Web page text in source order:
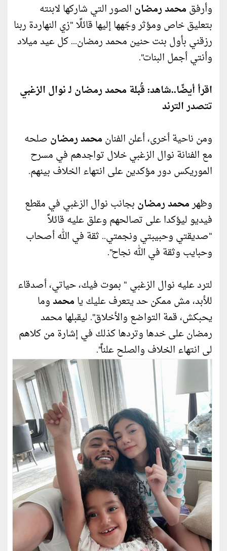
وأرفق محمد رمضان الصور التي شاركها لابنته
بتعليق خاص ومؤثر وجّهها إليها قائلًا "زي النهاردة ربنا
رزقني بأول بنت حنين محمد رمضان... كل عيد ميلاد
وأنتي أجمل البنات".
اقرأ أيضًا..شاهد: قُبلة محمد رمضان لـ نوال الزغبي
تتصدر الترند
ومن ناحية أخرى، أعلن الفنان محمد رمضان صلحه
مع الفنانة نوال الزغبي خلال تواجدهم في مسرح
الموريكس دور مؤكدين على انتهاء الخلاف بينهم.
وظهرمحمد رمضان بجانب نوال الزغبي في مقطع
فيديو ليؤكدا على تصالحهم وعلق عليه قائلاً
"صديقتي وحبيبتي ونجمتي.. ثقة في الله أصحاب
وحبايب وثقة في الله نجاح".
لترد عليه نوال الزغبي " بموت فيك، حياتي، أصدقاء
للأبد، مش ممكن حد يتعرف عليك يا محمدوما
يحبكش، قمة التواضع والأخلاق". ليقبلها محمد
رمضان على خدها وتردها كذلك في إشارة من كلاهم
لى انتهاء الخلاف والصلح علناً".